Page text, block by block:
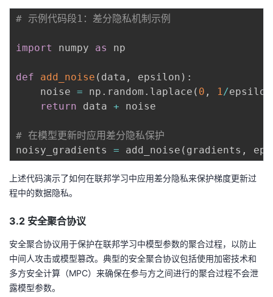
我
的
课
我
的
证
我
实
的
藏
的
技
术
持
我
的
云
建
# 示例代码段1：差分隐私机制示例
import numpy as np
def add_noise ( data , epsilon ) :
    noise
= np . random . laplace ( 0 , 1/epsilon
return data + noise
# 在模型更新时应用差分隐私保护
noisy_gradients = add_noise ( gradients ,
上述代码演示了如何在联邦学习中应用差分隐私来保护梯度更新过
程中的数据隐私。
3.2 安全聚合协议
安全聚合协议用于保护在联邦学习中模型参数的聚合过程，以防止
中间人攻击或模型篡改。典型的安全聚合协议包括使用加密技术和
多方安全计算（MPC）来确保在参与方之间进行的聚合过程不会泄
露模型参数。